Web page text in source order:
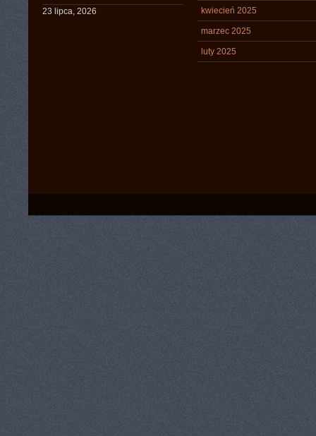
23 lipca, 2026
kwiecień 2025
marzec 2025
luty 2025